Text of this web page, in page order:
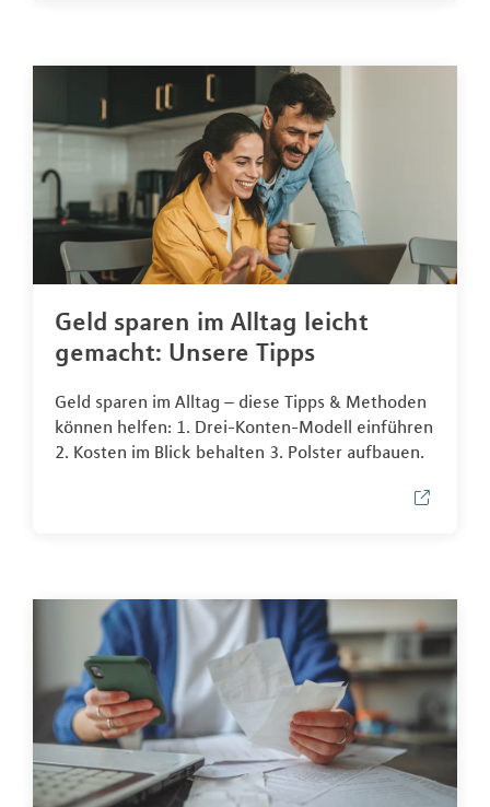
Geld sparen im Alltag leicht
gemacht: Unsere Tipps
Geld sparen im Alltag – diese Tipps & Methoden
können helfen: 1. Drei-Konten-Modell einführen
2. Kosten im Blick behalten 3. Polster aufbauen.